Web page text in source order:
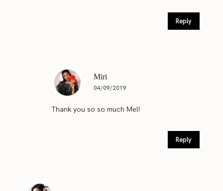
Reply
Miri
04/09/2019
Thank you so so much Mel!
Reply